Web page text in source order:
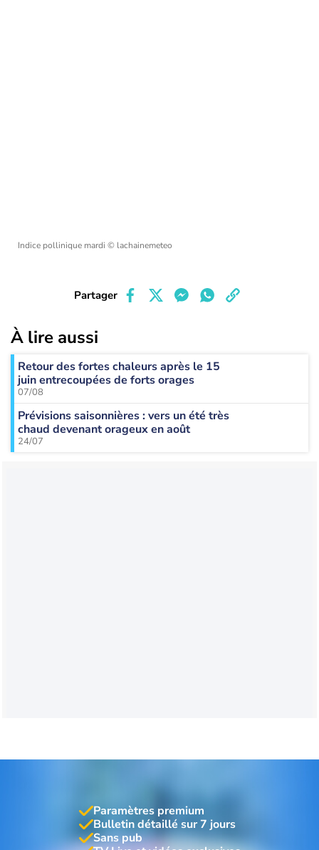
Indice pollinique mardi © lachainemeteo
Partager
À lire aussi
Retour des fortes chaleurs après le 15
juin entrecoupées de forts orages
07/08
Prévisions saisonnières : vers un été très
chaud devenant orageux en août
24/07
Paramètres premium
Bulletin détaillé sur 7 jours
Sans pub